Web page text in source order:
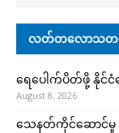
လတ်တလောသတင်း
ရေပေါက်ပိတ်ဖို့ နိုင်
August 8, 2026
သေနတ်ကိုင်ဆောင်မှု